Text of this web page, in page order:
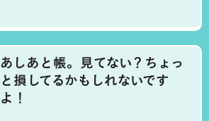
あしあと帳。見てない？ちょっ
と損してるかもしれないです
よ！